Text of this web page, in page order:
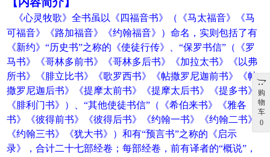
《心灵牧歌》全书虽以《四福音书》（《马太福音》《马
可福音》《路加福音》《约翰福音》）命名，实则包括了有
《新约》“历史书”之称的《使徒行传》、“保罗书信”（《罗
马书》《哥林多前书》《哥林多后书》《加拉太书》《以弗
所书》《腓立比书》《歌罗西书》《帖撒罗尼迦前书》《帖
撒罗尼迦后书》《提摩太前书》《提摩太后书》《提多书》
《腓利门书》）、“其他使徒书信”（《希伯来书》《雅各
书》《彼得前书》《彼得后书》《约翰一书》《约翰二书》
《约翰三书》《犹大书》）和有“预言书”之称的《启示
录》，合计二十七部经卷；每部经卷，前有译者的“概说”，
购
物
车
0